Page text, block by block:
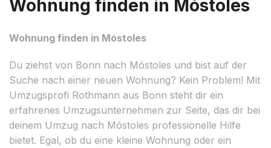
Wohnung finden in Móstoles
Wohnung finden in Móstoles
Du ziehst von Bonn nach Móstoles und bist auf der
Suche nach einer neuen Wohnung? Kein Problem! Mit
Umzugsprofi Rothmann aus Bonn steht dir ein
erfahrenes Umzugsunternehmen zur Seite, das dir bei
deinem Umzug nach Móstoles professionelle Hilfe
bietet. Egal, ob du eine kleine Wohnung oder ein